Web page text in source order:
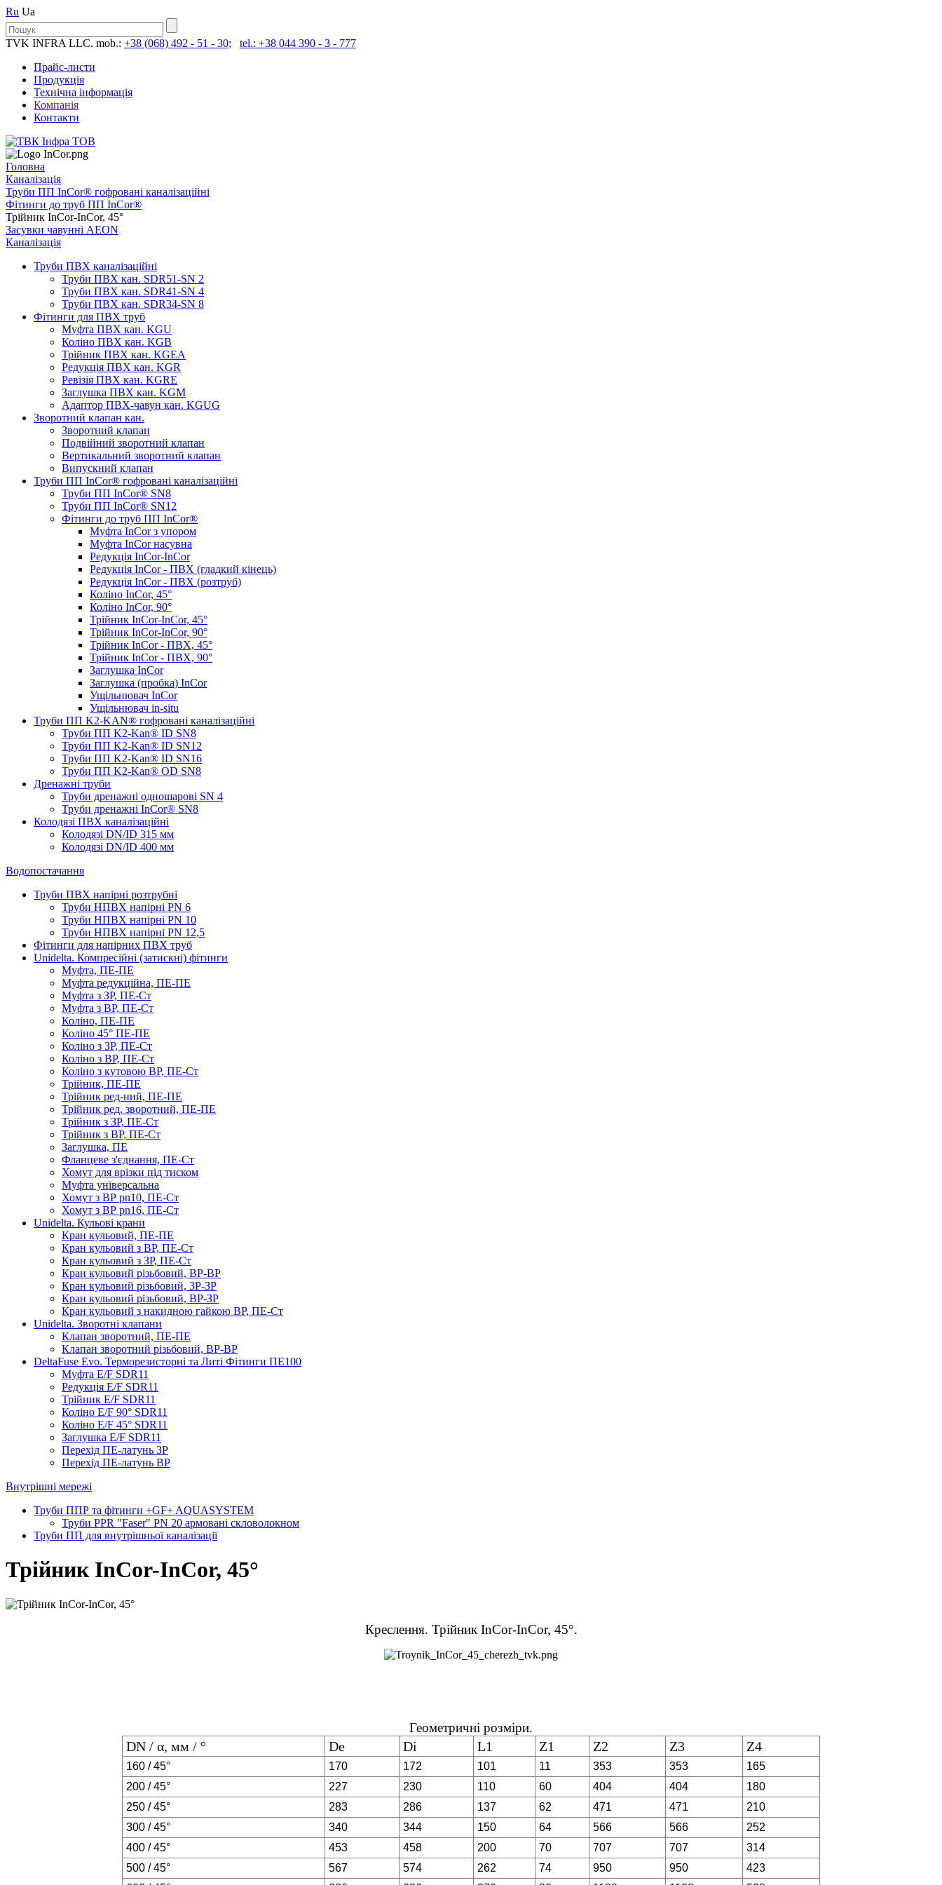
Ru Ua
TVK INFRA LLC. mob.: +38 (068) 492 - 51 - 30;
tel.: +38 044 390 - 3 - 777
Прайс-листи
Продукція
Технічна інформація
Компанія
Контакти
Головна
Каналізація
Труби ПП InCor® гофровані каналізаційні
Фітинги до труб ПП InCor®
Трійник InCor-InCor, 45°
Засувки чавунні AEON
Каналізація
Труби ПВХ каналізаційні
Труби ПВХ кан. SDR51-SN 2
Труби ПВХ кан. SDR41-SN 4
Труби ПВХ кан. SDR34-SN 8
Фітинги для ПВХ труб
Муфта ПВХ кан. KGU
Коліно ПВХ кан. KGB
Трійник ПВХ кан. KGEA
Редукція ПВХ кан. KGR
Ревізія ПВХ кан. KGRE
Заглушка ПВХ кан. KGM
Адаптор ПВХ-чавун кан. KGUG
Зворотний клапан кан.
Зворотний клапан
Подвійний зворотний клапан
Вертикальний зворотний клапан
Випускний клапан
Труби ПП InCor® гофровані каналізаційні
Труби ПП InCor® SN8
Труби ПП InCor® SN12
Фітинги до труб ПП InCor®
Муфта InCor з упором
Муфта InCor насувна
Редукція InCor-InCor
Редукція InCor - ПВХ (гладкий кінець)
Редукція InCor - ПВХ (розтруб)
Коліно InCor, 45°
Коліно InCor, 90°
Трійник InCor-InCor, 45°
Трійник InCor-InCor, 90°
Трійник InCor - ПВХ, 45°
Трійник InCor - ПВХ, 90°
Заглушка InCor
Заглушка (пробка) InCor
Ущільнювач InCor
Ущільнювач in-situ
Труби ПП K2-KAN® гоф­ровані каналізаційні
Труби ПП K2-Kan® ID SN8
Труби ПП K2-Kan® ID SN12
Труби ПП K2-Kan® ID SN16
Труби ПП K2-Kan® OD SN8
Дренажні труби
Труби дренажні одношарові SN 4
Труби дренажні InCor® SN8
Колодязі ПВХ каналізаційні
Колодязі DN/ID 315 мм
Колодязі DN/ID 400 мм
Водопостачання
Труби ПВХ напірні розтрубні
Труби НПВХ напірні PN 6
Труби НПВХ напірні PN 10
Труби НПВХ напірні PN 12,5
Фітинги для напірних ПВХ труб
Unidelta. Компресійні (затискні) фітинги
Муфта, ПЕ-ПЕ
Муфта редукційна, ПЕ-ПЕ
Муфта з ЗР, ПЕ-Ст
Муфта з ВР, ПЕ-Ст
Коліно, ПЕ-ПЕ
Коліно 45° ПЕ-ПЕ
Коліно з ЗР, ПЕ-Ст
Коліно з ВР, ПЕ-Ст
Коліно з кутовою ВР, ПЕ-Ст
Трійник, ПЕ-ПЕ
Трійник ред-ний, ПЕ-ПЕ
Трійник ред. зворотний, ПЕ-ПЕ
Трійник з ЗР, ПЕ-Ст
Трійник з ВР, ПЕ-Ст
Заглушка, ПЕ
Фланцеве з'єднання, ПЕ-Ст
Хомут для врізки під тиском
Муфта універсальна
Хомут з ​​ВР pn10, ПЕ-Ст
Хомут з ВР pn16, ПЕ-Ст
Unidelta. Кульові крани
Кран кульовий, ПЕ-ПЕ
Кран кульовий з ВР, ПЕ-Ст
Кран кульовий з ЗР, ПЕ-Ст
Кран кульовий різьбовий, ВР-ВР
Кран кульовий різьбовий, ЗР-ЗР
Кран кульовий різьбовий, ВР-ЗР
Кран кульовий з накидною гайкою ВР, ПЕ-Ст
Unidelta. Зворотні клапани
Клапан зворотний, ПЕ-ПЕ
Клапан зворотний різьбовий, ВР-ВР
DeltaFuse Evo. Терморезисторні та Литі Фітинги ПЕ100
Муфта E/F SDR11
Редукція E/F SDR11
Трійник E/F SDR11
Коліно E/F 90° SDR11
Коліно E/F 45° SDR11
Заглушка E/F SDR11
Перехід ПЕ-латунь ЗР
Перехід ПЕ-латунь ВР
Внутрішні мережі
Труби ППР та фітинги +GF+ AQUASYSTEM
Труби PPR "Faser" PN 20 армовані скловолокном
Труби ПП для внутрішньої каналізації
Трійник InCor-InCor, 45°
Креслення. Трійник InCor-InCor, 45°.
Геометричні розміри.
DN / α, мм / ° De Di L1 Z1 Z2 Z3 Z4
160 / 45° 170 172 101 11 353 353
165
200 / 45°
227 230 110 60 404 404
180
250 / 45°
283 286 137 62 471 471
210
300 / 45°
340 344 150 64 566 566
252
400 / 45°
453 458 200 70 707 707
314
500 / 45°
567 574 262 74 950 950
423